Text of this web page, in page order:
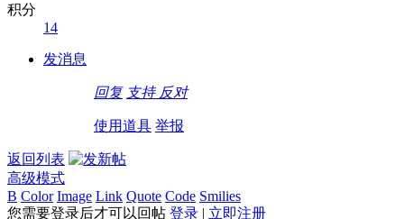
积分
14
发消息
回复 支持 反对
使用道具 举报
返回列表
高级模式
B Color Image Link Quote Code Smilies
您需要登录后才可以回帖 登录 | 立即注册